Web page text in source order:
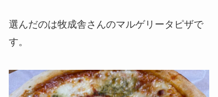
選んだのは牧成舎さんのマルゲリータピザで
す。